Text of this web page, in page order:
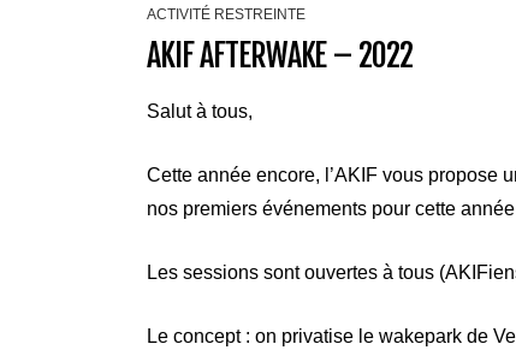
ACTIVITÉ RESTREINTE
AKIF AFTERWAKE – 2022
Salut à tous,
Cette année encore, l’AKIF vous propose
nos premiers événements pour cette
Les sessions sont ouvertes à tous
Le concept : on privatise le wakepark de